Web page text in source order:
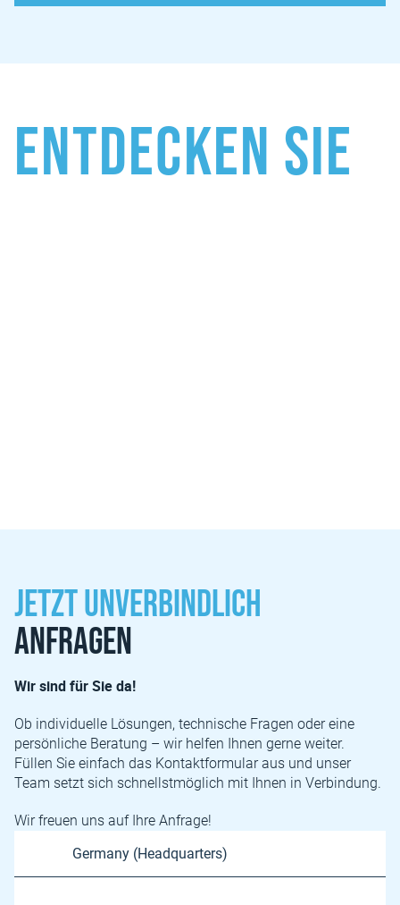
Entdecken Sie
Jetzt unverbindlich
anfragen
Wir sind für Sie da!
Ob individuelle Lösungen, technische Fragen oder eine
persönliche Beratung – wir helfen Ihnen gerne weiter.
Füllen Sie einfach das Kontaktformular aus und unser
Team setzt sich schnellstmöglich mit Ihnen in Verbindung.
Wir freuen uns auf Ihre Anfrage!